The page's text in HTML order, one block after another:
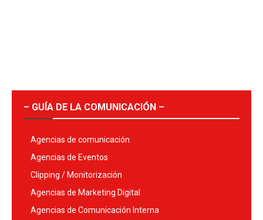
– GUÍA DE LA COMUNICACIÓN –
Agencias de comunicación
Agencias de Eventos
Clipping / Monitorización
Agencias de Marketing Digital
Agencias de Comunicación Interna